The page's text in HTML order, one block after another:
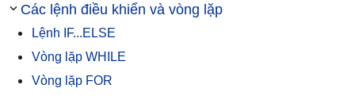
Các lệnh điều khiển và vòng lặp
Lệnh IF...ELSE
Vòng lặp WHILE
Vòng lặp FOR